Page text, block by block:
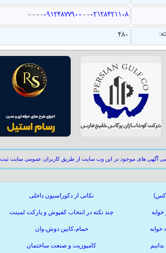
02128421108
--
09124877900
--
--
480
آگهی های موجود در این وب سایت از طریق کاربران عمومی سایت
نکاتی از دکوراسیون داخلی
چند نکته در انتخاب کفپوش و پارکت لمینت
حمام،کابین دوش،وان
کامپوزیت و صنعت ساختمان